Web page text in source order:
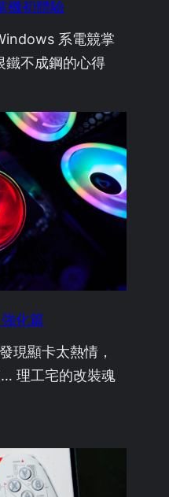
機初體驗
系電競掌
鐵不成鋼的心得
化篇
現顯卡太熱情，
理工宅的改裝魂